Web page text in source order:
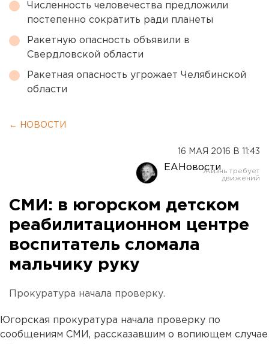
Численность человечества предложили
постепенно сократить ради планеты
Ракетную опасность объявили в
Свердловской области
Ракетная опасность угрожает Челябинской
области
← НОВОСТИ
16 МАЯ 2016 В 11:43
ЕАНовости
СМИ: в югорском детском
реабилитационном центре
воспитатель сломала
мальчику руку
Прокуратура начала проверку.
Югорская прокуратура начала проверку по
сообщениям СМИ, рассказавшим о вопиющем случае